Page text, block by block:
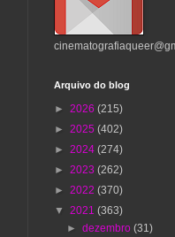
Arquivo do blog
► 2026 (215)
► 2025 (402)
► 2024 (274)
► 2023 (262)
► 2022 (370)
▼ 2021 (363)
►dezembro(31)